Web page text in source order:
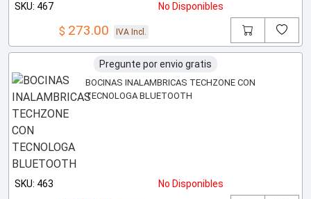
SKU: 467 No Disponibles
$ 273.00 IVA Incl.
Pregunte por envio gratis
BOCINAS INALAMBRICAS TECHZONE CON
TECNOLOGA BLUETOOTH
SKU: 463 No Disponibles